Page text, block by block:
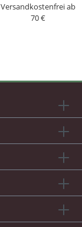
Versandkostenfrei ab
70 €